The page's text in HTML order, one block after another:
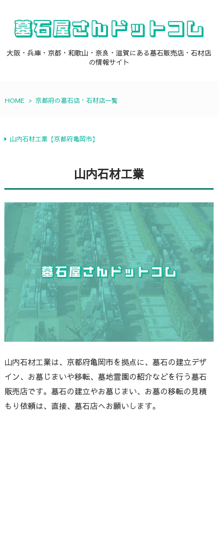
大阪・兵庫・京都・和歌山・奈良・滋賀にある墓石販売店・石材店
の情報サイト
HOME > 京都府の墓石店・石材店一覧
山内石材工業【京都府亀岡市】
山内石材工業
山内石材工業は、京都府亀岡市を拠点に、墓石の建立デザ
イン、お墓じまいや移転、墓地霊園の紹介などを行う墓石
販売店です。墓石の建立やお墓じまい、お墓の移転の見積
もり依頼は、直接、墓石店へお願いします。